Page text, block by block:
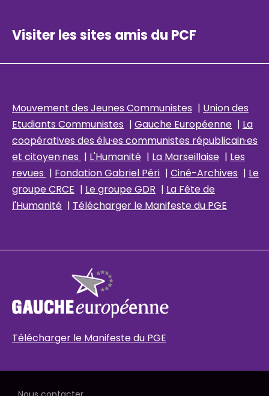
Visiter les sites amis du PCF
Mouvement des Jeunes Communistes | Union des
Etudiants Communistes | Gauche Européenne | La
coopératives des élu·es communistes républicain·es
et citoyen·nes | L'Humanité | La Marseillaise | Les
revues | Fondation Gabriel Péri | Ciné-Archives | Le
groupe CRCE | Le groupe GDR | La Fête de
l'Humanité | Télécharger le Manifeste du PGE
Télécharger le Manifeste du PGE